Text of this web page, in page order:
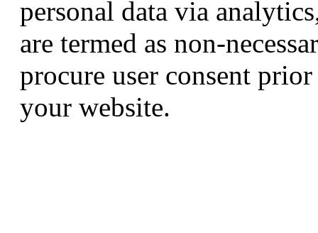
personal data via
are termed as non-
procure user consent
your website.